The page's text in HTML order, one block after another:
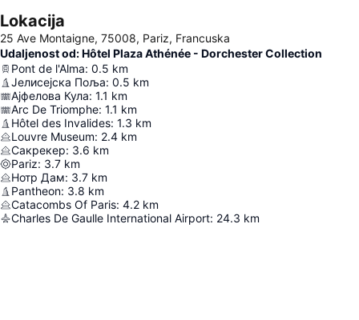
Lokacija
25 Ave Montaigne, 75008, Pariz, Francuska
Udaljenost od: Hôtel Plaza Athénée - Dorchester Collection
Pont de l'Alma: 0.5 km
Јелисејска Поља: 0.5 km
Ајфелова Кула: 1.1 km
Arc De Triomphe: 1.1 km
Hôtel des Invalides: 1.3 km
Louvre Museum: 2.4 km
Сакрекер: 3.6 km
Pariz: 3.7 km
Нотр Дам: 3.7 km
Pantheon: 3.8 km
Catacombs Of Paris: 4.2 km
Charles De Gaulle International Airport: 24.3 km